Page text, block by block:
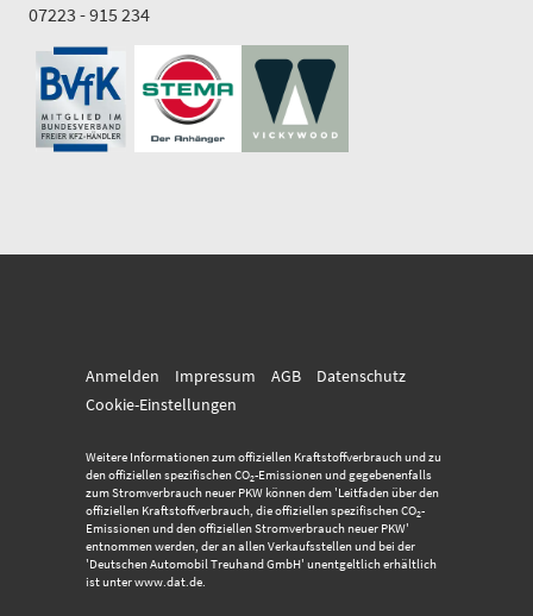
07223 - 915 234
Anmelden Impressum AGB
Datenschutz
Cookie-Einstellungen
Weitere Informationen zum offiziellen Kraftstoffverbrauch und zu
den offiziellen spezifischen CO2-Emissionen und gegebenenfalls
zum Stromverbrauch neuer PKW können dem 'Leitfaden über den
offiziellen Kraftstoffverbrauch, die offiziellen spezifischen CO2-
Emissionen und den offiziellen Stromverbrauch neuer PKW'
entnommen werden, der an allen Verkaufsstellen und bei der
'Deutschen Automobil Treuhand GmbH' unentgeltlich erhältlich
ist unter www.dat.de.